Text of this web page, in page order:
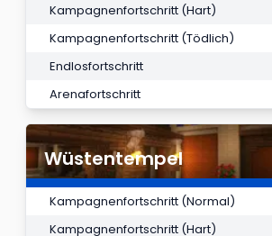
Kampagnenfortschritt (Hart)
Kampagnenfortschritt (Tödlich)
Endlosfortschritt
Arenafortschritt
Wüstentempel
Kampagnenfortschritt (Normal)
Kampagnenfortschritt (Hart)